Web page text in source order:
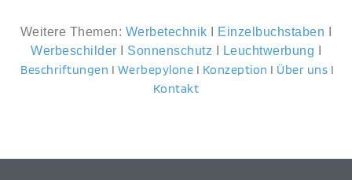
Weitere Themen: Werbetechnik Einzelbuchstaben
Werbeschilder
Sonnenschutz Leuchtwerbung
Beschriftungen I Werbepylone I Konzeption I Über uns I
Kontakt